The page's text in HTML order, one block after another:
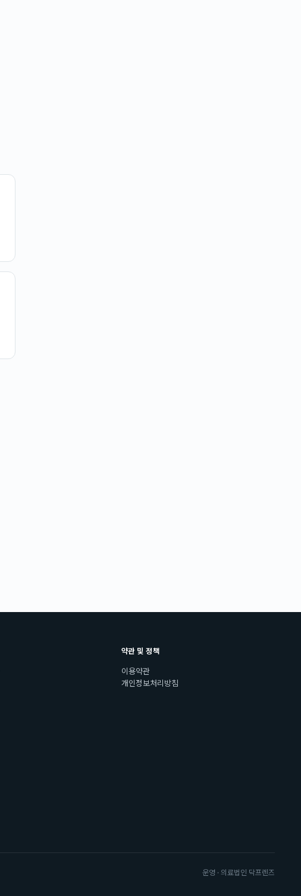
약관 및 정책
이용약관
개인정보처리방침
운영 · 의료법인 닥프렌즈